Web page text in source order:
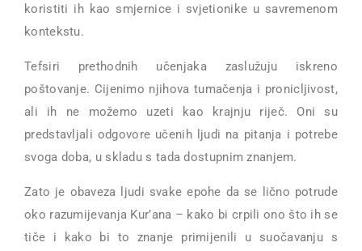
koristiti ih kao smjernice i svjetionike u savremenom
kontekstu.
Tefsiri prethodnih učenjaka zaslužuju iskreno
poštovanje. Cijenimo njihova tumačenja i pronicljivost,
ali ih ne možemo uzeti kao krajnju riječ. Oni su
predstavljali odgovore učenih ljudi na pitanja i potrebe
svoga doba, u skladu s tada dostupnim znanjem.
Zato je obaveza ljudi svake epohe da se lično potrude
oko razumijevanja Kur’ana – kako bi crpili ono što ih se
tiče i kako bi to znanje primijenili u suočavanju s